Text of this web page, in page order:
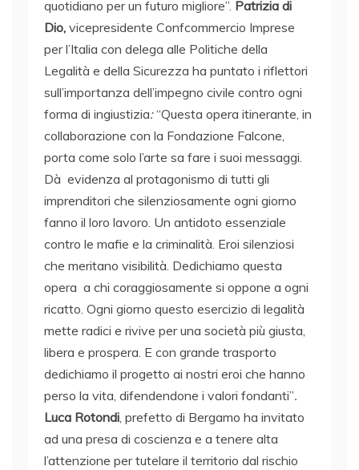
quotidiano per un futuro migliore”. Patrizia di
Dio, vicepresidente Confcommercio Imprese
per l’Italia con delega alle Politiche della
Legalità e della Sicurezza ha puntato i riflettori
sull’importanza dell’impegno civile contro ogni
forma di ingiustizia:“Questa opera itinerante, in
collaborazione con la Fondazione Falcone,
porta come solo l’arte sa fare i suoi messaggi.
Dà evidenza al protagonismo di tutti gli
imprenditori che silenziosamente ogni giorno
fanno il loro lavoro. Un antidoto essenziale
contro le mafie e la criminalità. Eroi silenziosi
che meritano visibilità. Dedichiamo questa
opera a chi coraggiosamente si oppone a ogni
ricatto. Ogni giorno questo esercizio di legalità
mette radici e rivive per una società più giusta,
libera e prospera. E con grande trasporto
dedichiamo il progetto ai nostri eroi che hanno
perso la vita, difendendone i valori fondanti”.
Luca Rotondi, prefetto di Bergamo ha invitato
ad una presa di coscienza e a tenere alta
l’attenzione per tutelare il territorio dal rischio